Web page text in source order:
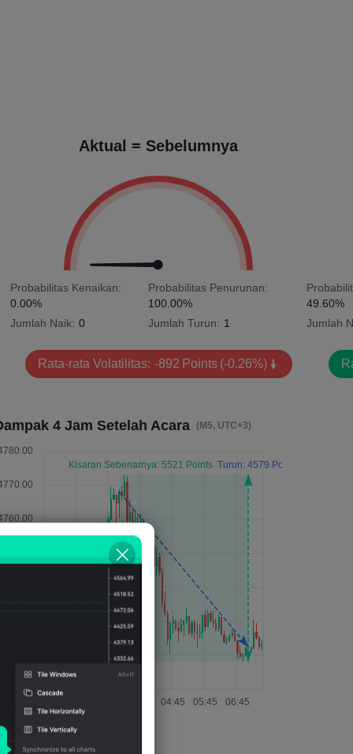
Aktual = Sebelumnya
Probabilitas Kenaikan:
0.00%
Jumlah Naik: 0
Probabilitas Penurunan:
100.00%
Jumlah Turun: 1
Rata-rata Volatilitas: -892 Points (-0.26%)
49.60%
Jumlah
4 Jam Setelah Acara (M5, UTC+3)